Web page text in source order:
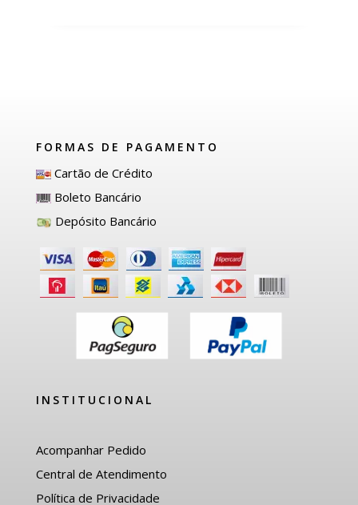
FORMAS DE PAGAMENTO
Cartão de Crédito
Boleto Bancário
Depósito Bancário
INSTITUCIONAL
Acompanhar Pedido
Central de Atendimento
Política de Privacidade